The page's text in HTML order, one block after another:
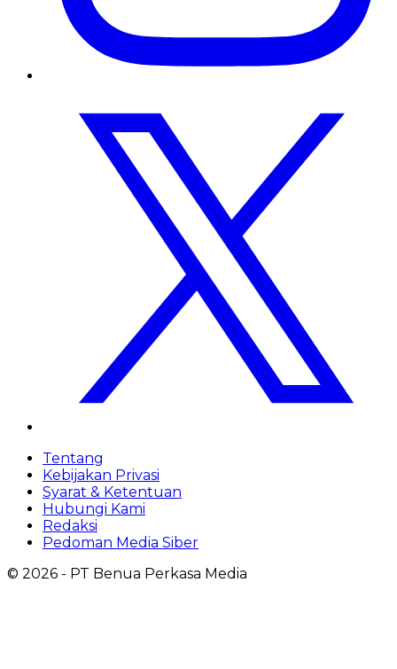
Tentang
Kebijakan Privasi
Syarat & Ketentuan
Hubungi Kami
Redaksi
Pedoman Media Siber
© 2026 - PT Benua Perkasa Media